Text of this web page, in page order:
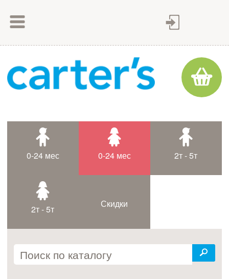
Как оплатить
Доставка товара
Контакты
0-24 мес 0-24 мес 2т - 5т
2т - 5т Скидки